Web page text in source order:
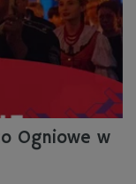
Ogniowe w